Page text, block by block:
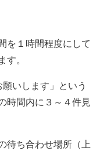
を１時間程度にして
。
いします」という
時間内に３～４件見
待ち合わせ場所（上